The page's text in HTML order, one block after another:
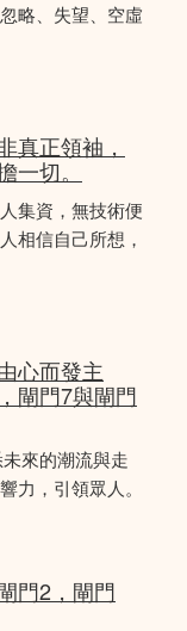
略、失望、空虛
真正領袖，
切。
集資，無技術便
相信自己所想，
心而發主
閘門7與閘門
來的潮流與走
力，引領眾人。
門2，閘門